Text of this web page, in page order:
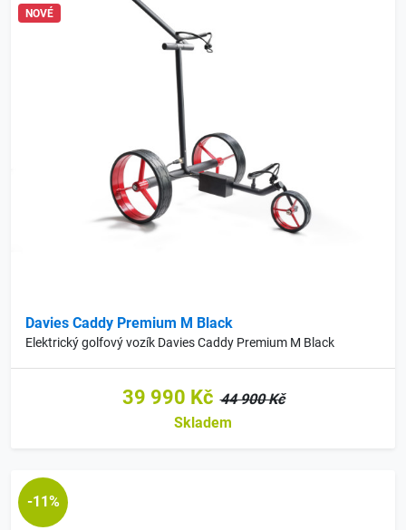
NOVÉ
Davies Caddy Premium M Black
Elektrický golfový vozík Davies Caddy Premium M Black
39 990 Kč 44 900 Kč
Skladem
-11%